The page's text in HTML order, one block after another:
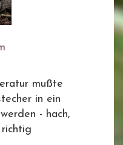
mußte
in ein
- hach,